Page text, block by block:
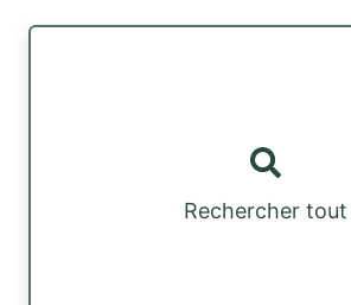
Rechercher tout